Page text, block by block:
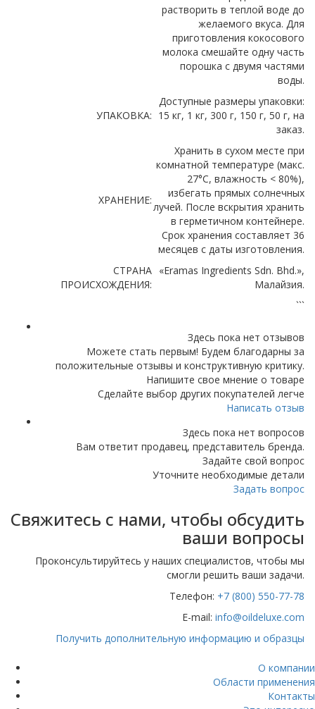
растворить в теплой воде до
желаемого вкуса. Для
приготовления кокосового
молока смешайте одну часть
порошка с двумя частями
воды.
УПАКОВКА:
Доступные размеры упаковки:
15 кг, 1 кг, 300 г, 150 г, 50 г, на
заказ.
ХРАНЕНИЕ:
Хранить в сухом месте при
комнатной температуре (макс.
27°C, влажность < 80%),
избегать прямых солнечных
лучей. После вскрытия хранить
в герметичном контейнере.
Срок хранения составляет 36
месяцев с даты изготовления.
СТРАНА
ПРОИСХОЖДЕНИЯ:
«Eramas Ingredients Sdn. Bhd.»,
Малайзия.
```
Здесь пока нет отзывов
Можете стать первым! Будем благодарны за
положительные отзывы и конструктивную критику.
Напишите свое мнение о товаре
Сделайте выбор других покупателей легче
Написать отзыв
Здесь пока нет вопросов
Вам ответит продавец, представитель бренда.
Задайте свой вопрос
Уточните необходимые детали
Задать вопрос
Свяжитесь с нами, чтобы обсудить
ваши вопросы
Проконсультируйтесь у наших специалистов, чтобы мы
смогли решить ваши задачи.
Телефон: +7 (800) 550-77-78
E-mail: info@oildeluxe.com
Получить дополнительную информацию и образцы
О компании
Области применения
Контакты